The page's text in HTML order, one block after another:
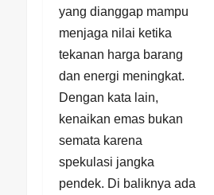
yang dianggap mampu
menjaga nilai ketika
tekanan harga barang
dan energi meningkat.
Dengan kata lain,
kenaikan emas bukan
semata karena
spekulasi jangka
pendek. Di baliknya ada